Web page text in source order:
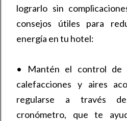
lograrlo sin
consejos útiles para
energía en tu hotel:
•
Mantén el control de
calefacciones y aires
regularse a través
cronómetro, que te